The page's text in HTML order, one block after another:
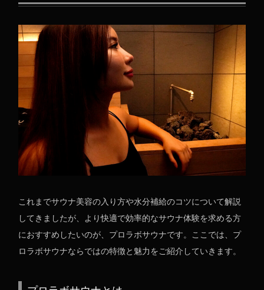
これまでサウナ美容の入り方や水分補給のコツについて解説
してきましたが、より快適で効率的なサウナ体験を求める方
におすすめしたいのが、プロラボサウナです。ここでは、プ
ロラボサウナならではの特徴と魅力をご紹介していきます。